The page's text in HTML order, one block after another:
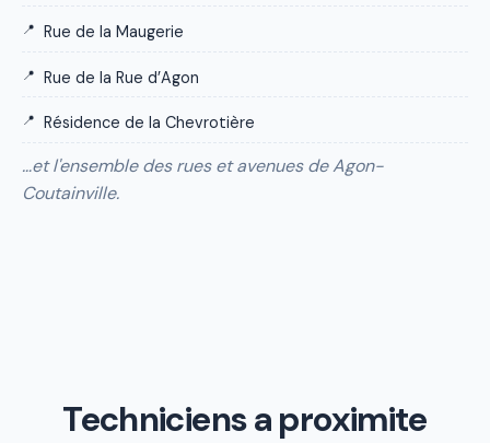
Rue de la Maugerie
Rue de la Rue d’Agon
Résidence de la Chevrotière
…et l'ensemble des rues et avenues de Agon-
Coutainville.
Techniciens a proximite